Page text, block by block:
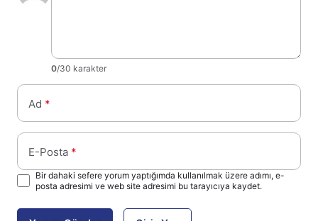
0/30 karakter
Ad *
E-Posta *
Bir dahaki sefere yorum yaptığımda kullanılmak üzere adımı, e-
posta adresimi ve web site adresimi bu tarayıcıya kaydet.